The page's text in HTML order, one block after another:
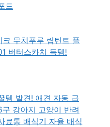
드
크 무치푸루 립틴트 플
버터스카치 득템!
템 발견! 애견 자동 급
구 강아지 고양이 반려
료통 배식기 자율 배식